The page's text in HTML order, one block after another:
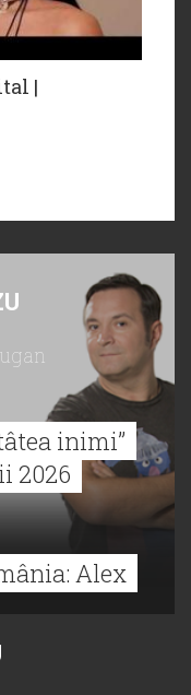
|
inimi”
2026
Alex